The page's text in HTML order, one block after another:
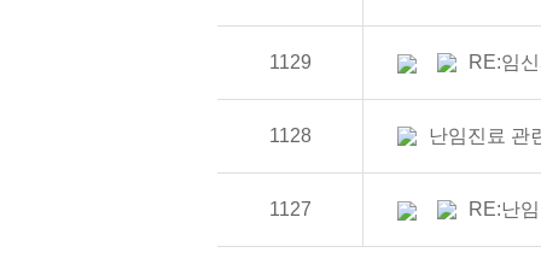
1129 RE:임
1128 난임진료 관
1127 RE:난